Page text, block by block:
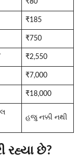
₹80
₹185
₹750
₹2,550
₹7,000
₹18,000
હજુ નક્કી નથી
રહ્યા છે?